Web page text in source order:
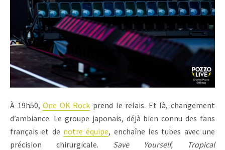
À 19h50,One OK Rock prend le relais. Et là, changement
d’ambiance. Le groupe japonais, déjà bien connu des fans
français et de notre équipe, enchaîne les tubes avec une
précision chirurgicale. Save Yourself, Tropical